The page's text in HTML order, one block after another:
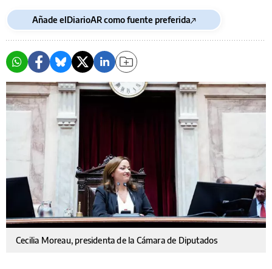
Añade elDiarioAR como fuente preferida
Cecilia Moreau, presidenta de la Cámara de Diputados